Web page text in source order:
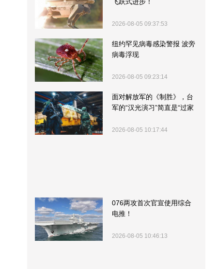
2026-08-05 09:37:53
纽约罕见病毒感染警报 波旁
病毒浮现
2026-08-05 09:23:14
面对解放军的《制胜》，台
军的“汉光演习”简直是“过家
2026-08-05 10:17:44
076两攻首次官宣使用综合
电推！
2026-08-05 10:46:13